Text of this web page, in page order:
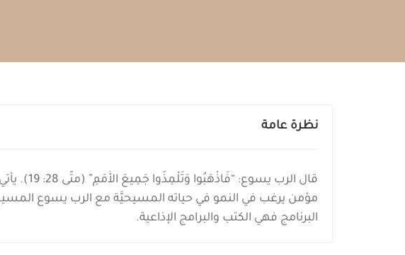
نظرة عامة
قال الرب
مؤمن يرغب في النمو في حياته المسيحيَّة مع الرب يسوع
البرنامج فهي الكتب والبرامج الإذاعية.